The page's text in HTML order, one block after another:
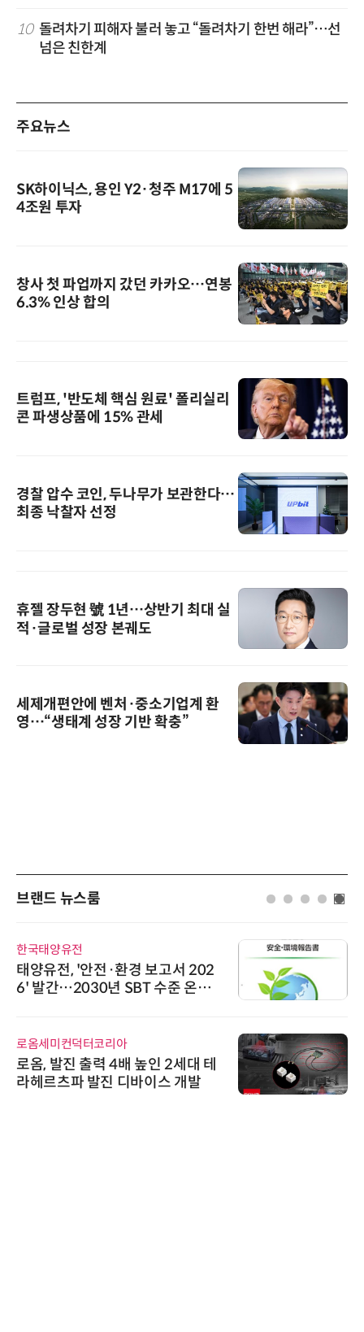
10 돌려차기 피해자 불러 놓고 “돌려차기 한번 해라”…선
넘은 친한계
주요뉴스
SK하이닉스, 용인 Y2·청주 M17에 5
4조원 투자
창사 첫 파업까지 갔던 카카오…연봉
6.3% 인상 합의
트럼프, '반도체 핵심 원료' 폴리실리
콘 파생상품에 15% 관세
경찰 압수 코인, 두나무가 보관한다…
최종 낙찰자 선정
휴젤 장두현 號 1년…상반기 최대 실
적·글로벌 성장 본궤도
세제개편안에 벤처·중소기업계 환
영…“생태계 성장 기반 확충”
브랜드 뉴스룸
한국태양유전
태양유전, '안전·환경 보고서 202
6' 발간…2030년 SBT 수준 온실
로옴세미컨덕터코리아
로옴, 발진 출력 4배 높인 2세대 테
라헤르츠파 발진 디바이스 개발